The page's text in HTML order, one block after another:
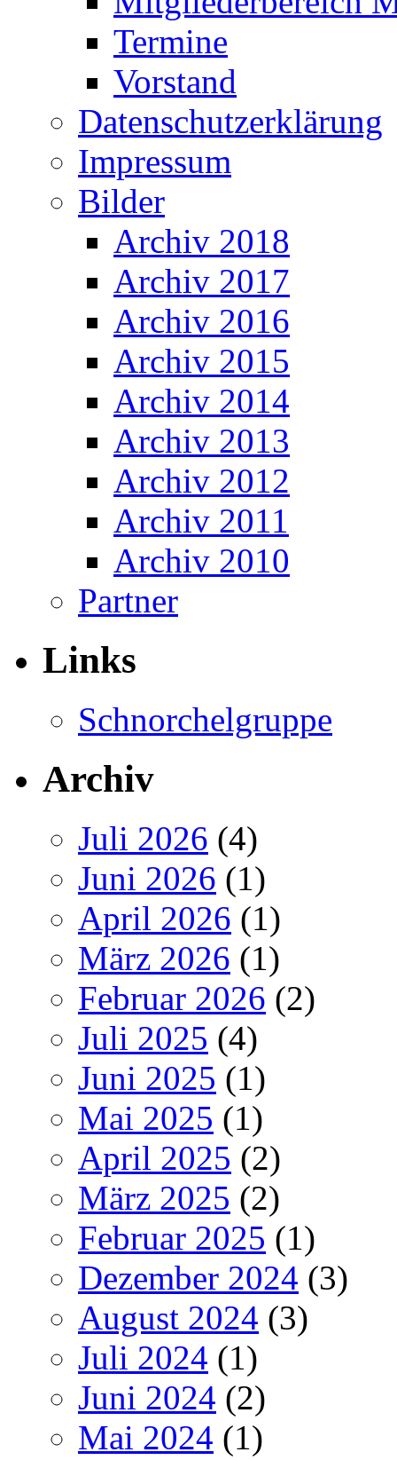
Termine
Vorstand
Datenschutzerklärung
Impressum
Bilder
Archiv 2018
Archiv 2017
Archiv 2016
Archiv 2015
Archiv 2014
Archiv 2013
Archiv 2012
Archiv 2011
Archiv 2010
Partner
Links
Schnorchelgruppe
Archiv
Juli 2026 (4)
Juni 2026 (1)
April 2026 (1)
März 2026 (1)
Februar 2026 (2)
Juli 2025 (4)
Juni 2025 (1)
Mai 2025 (1)
April 2025 (2)
März 2025 (2)
Februar 2025 (1)
Dezember 2024 (3)
August 2024 (3)
Juli 2024 (1)
Juni 2024 (2)
Mai 2024 (1)